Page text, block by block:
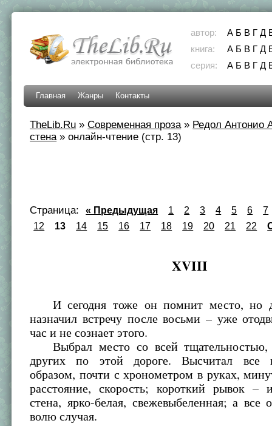
автор: А Б В Г Д
книга:
А Б В Г Д
серия:
А Б В Г Д
Главная Жанры Контакты
TheLib.Ru »Современная проза» Редол Антонио
стена»онлайн-чтение (стр. 13)
Страница: « Предыдущая 1 2 3 4 5 6
7
12
13 14 15 16 17 18 19 20 21 22
XVIII
И сегодня тоже он помнит место, но
назначил встречу после восьми – уже
час и не сознает этого.
Выбрал место со всей тщательностью,
других по этой дороге. Высчитал все
образом, почти с хронометром в руках,
расстояние, скорость; короткий рывок –
стена, ярко-белая, свежевыбеленная; а все
волю случая.